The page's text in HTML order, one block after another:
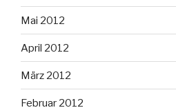
Mai 2012
April 2012
März 2012
Februar 2012